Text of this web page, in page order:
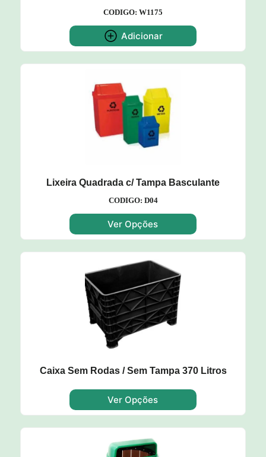
CODIGO: W1175
Adicionar
Lixeira Quadrada c/ Tampa Basculante
CODIGO: D04
Ver Opções
Caixa Sem Rodas / Sem Tampa 370 Litros
Ver Opções